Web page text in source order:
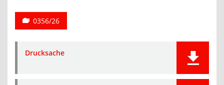
0356/26
Drucksache